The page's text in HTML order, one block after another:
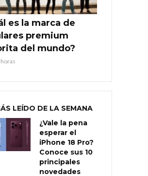
es la marca de
premium
del mundo?
LEÍDO DE LA SEMANA
¿Vale la pena
esperar el
iPhone 18 Pro?
Conoce sus 10
principales
novedades